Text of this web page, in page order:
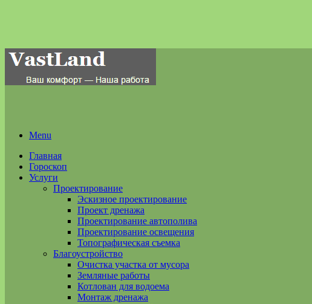
Menu
Главная
Гороскоп
Услуги
Проектирование
Эскизное проектирование
Проект дренажа
Проектирование автополива
Проектирование освещения
Топографическая съемка
Благоустройство
Очистка участка от мусора
Земляные работы
Котлован для водоема
Монтаж дренажа